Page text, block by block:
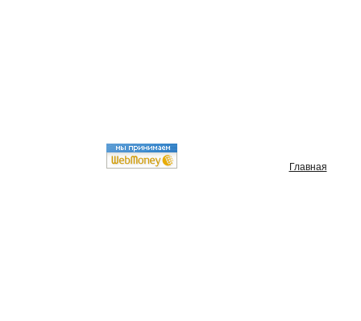
Главная